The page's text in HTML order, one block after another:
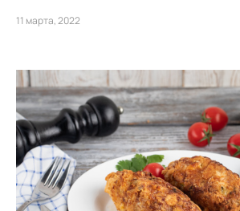
11 марта, 2022